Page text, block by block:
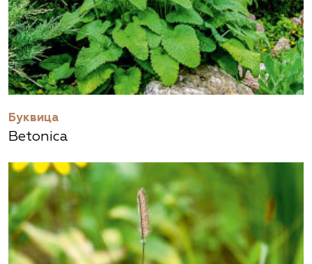
Буквица
Betonica